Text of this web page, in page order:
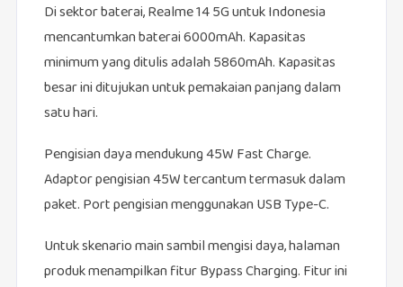
Di sektor baterai, Realme 14 5G untuk Indonesia
mencantumkan baterai 6000mAh. Kapasitas
minimum yang ditulis adalah 5860mAh. Kapasitas
besar ini ditujukan untuk pemakaian panjang dalam
satu hari.
Pengisian daya mendukung 45W Fast Charge.
Adaptor pengisian 45W tercantum termasuk dalam
paket. Port pengisian menggunakan USB Type-C.
Untuk skenario main sambil mengisi daya, halaman
produk menampilkan fitur Bypass Charging. Fitur ini